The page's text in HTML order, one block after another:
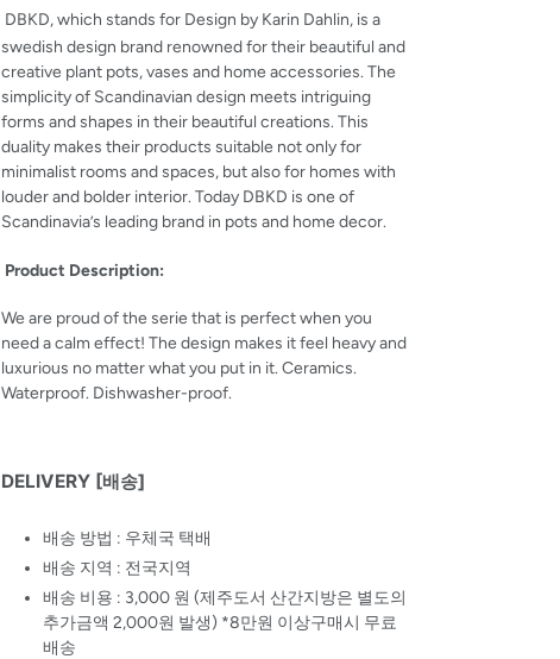
DBKD, which stands for Design by Karin Dahlin, is a
swedish design brand renowned for their beautiful and
creative plant pots, vases and home accessories. The
simplicity of Scandinavian design meets intriguing
forms and shapes in their beautiful creations. This
duality makes their products suitable not only for
minimalist rooms and spaces, but also for homes with
louder and bolder interior. Today DBKD is one of
Scandinavia’s leading brand in pots and home decor.
Product Description:
We are proud of the serie that is perfect when you
need a calm effect! The design makes it feel heavy and
luxurious no matter what you put in it. Ceramics.
Waterproof. Dishwasher-proof.
DELIVERY [배송]
배송 방법 : 우체국 택배
배송 지역 : 전국지역
배송 비용 : 3,000 원 (제주도서 산간지방은 별도의
추가금액 2,000원 발생) *8만원 이상구매시 무료
배송